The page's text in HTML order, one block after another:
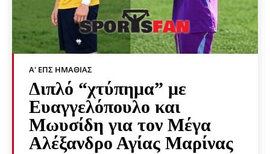
Α' ΕΠΣ ΗΜΑΘΊΑΣ
Διπλό “χτύπημα” με
Ευαγγελόπουλο και
Μωυσίδη για τον Μέγα
Αλέξανδρο Αγίας Μαρίνας